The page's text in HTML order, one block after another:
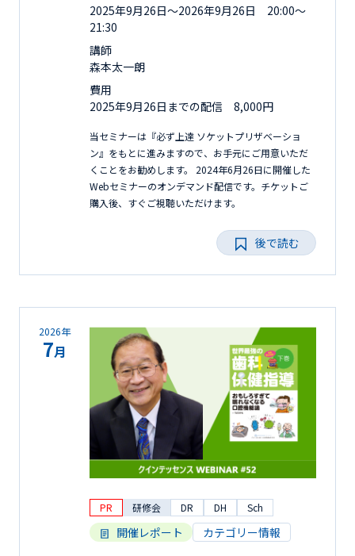
2025年9月26日〜2026年9月26日 20:00～
21:30
講師
森本太一朗
費用
2025年9月26日までの配信 8,000円
当セミナーは『必ず上達 ソケットプリザベーショ
ン』をもとに進みますので、お手元にご用意いただ
くことをお勧めします。 2024年6月26日に開催した
Webセミナーのオンデマンド配信です。チケットご
購入後、すぐご視聴いただけます。
後で読む
2026年
7月
PR 研修会 DR DH Sch
開催レポート カテゴリー情報